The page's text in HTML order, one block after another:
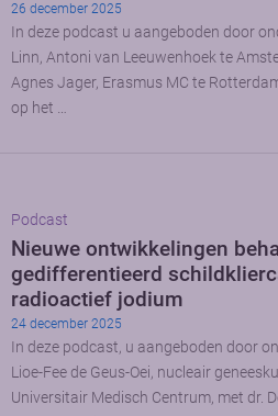
26 december 2025
In deze podcast u aangeboden door
Linn, Antoni van Leeuwenhoek te
Agnes Jager, Erasmus MC te
op het …
Podcast
Nieuwe ontwikkelingen
gedifferentieerd
radioactief jodium
24 december 2025
In deze podcast, u aangeboden door
Lioe-Fee de Geus-Oei, nucleair
Universitair Medisch Centrum, met dr.